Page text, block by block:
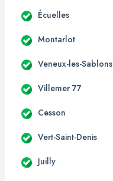
Écuelles
Montarlot
Veneux-les-Sablons
Villemer 77
Cesson
Vert-Saint-Denis
Juilly